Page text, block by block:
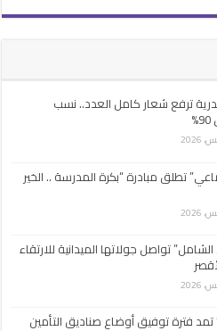
ترفع شعار كامل العدد.. نسب
تطلق مبادرة “بكرة المدرسة .. الخير
تواصل جولاتها الميدانية للارتقاء
تمد فترة توفيق أوضاع صناديق التأمين